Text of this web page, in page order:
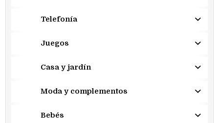
Telefonía
Juegos
Casa y jardín
Moda y complementos
Bebés